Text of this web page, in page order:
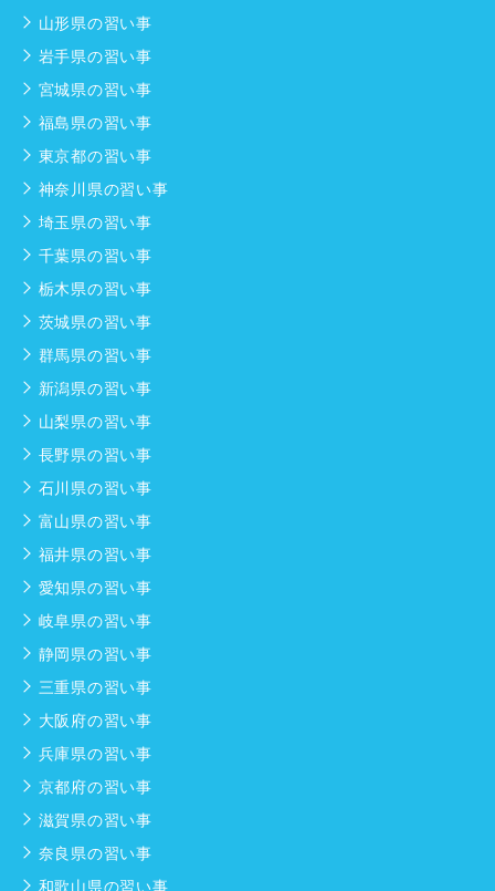
山形県の習い事
岩手県の習い事
宮城県の習い事
福島県の習い事
東京都の習い事
神奈川県の習い事
埼玉県の習い事
千葉県の習い事
栃木県の習い事
茨城県の習い事
群馬県の習い事
新潟県の習い事
山梨県の習い事
長野県の習い事
石川県の習い事
富山県の習い事
福井県の習い事
愛知県の習い事
岐阜県の習い事
静岡県の習い事
三重県の習い事
大阪府の習い事
兵庫県の習い事
京都府の習い事
滋賀県の習い事
奈良県の習い事
和歌山県の習い事